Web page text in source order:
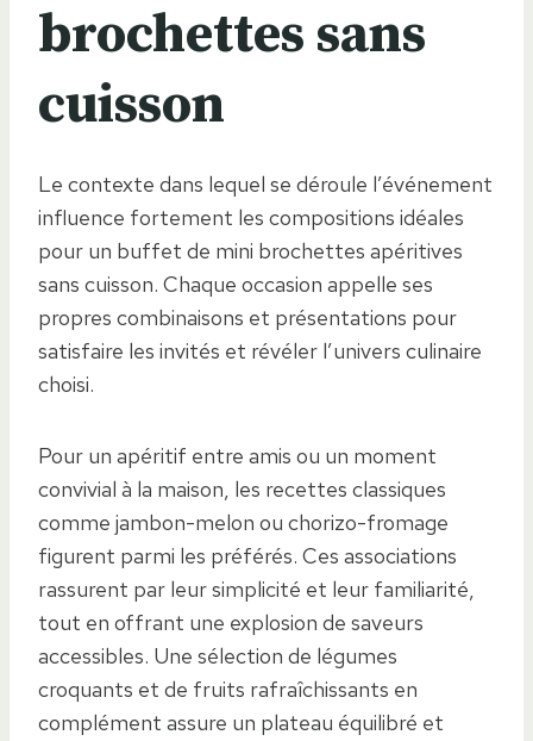
brochettes sans
cuisson
Le contexte dans lequel se déroule l’événement
influence fortement les compositions idéales
pour un buffet de mini brochettes apéritives
sans cuisson. Chaque occasion appelle ses
propres combinaisons et présentations pour
satisfaire les invités et révéler l’univers culinaire
choisi.
Pour un apéritif entre amis ou un moment
convivial à la maison, les recettes classiques
comme jambon-melon ou chorizo-fromage
figurent parmi les préférés. Ces associations
rassurent par leur simplicité et leur familiarité,
tout en offrant une explosion de saveurs
accessibles. Une sélection de légumes
croquants et de fruits rafraîchissants en
complément assure un plateau équilibré et